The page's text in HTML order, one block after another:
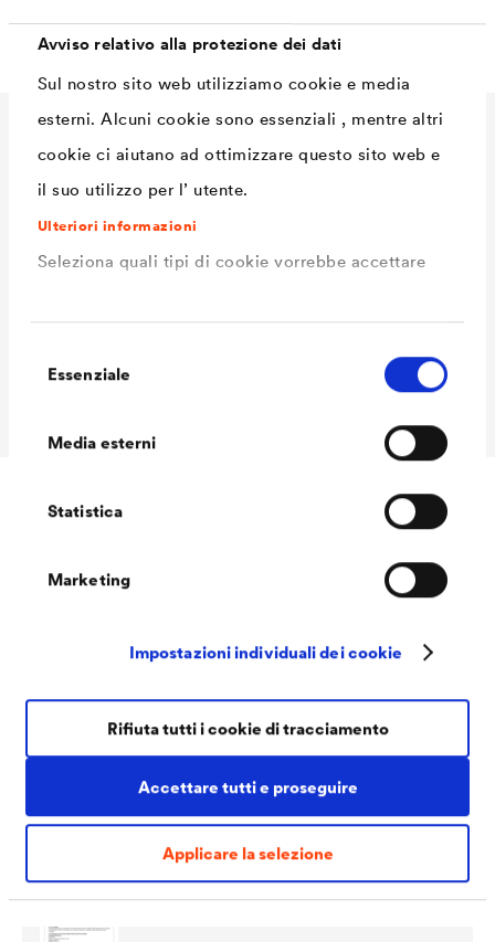
Avviso relativo alla protezione dei dati
Sul nostro sito web utilizziamo cookie e media
esterni. Alcuni cookie sono essenziali , mentre altri
cookie ci aiutano ad ottimizzare questo sito web e
il suo utilizzo per l’ utente.
Ulteriori informazioni
Seleziona quali tipi di cookie vorrebbe accettare
delEssenziale
Media esterni
Statistica
Marketing
Impostazioni individuali dei cookie
Accettare tutti e proseguire
Applicare la selezione
Rifiuta tutti i cookie di tracciamento
Dati Tecnici
confezioni Ready
Scheda tecnicaLUCITE® 464 Samtlatex
(IT)